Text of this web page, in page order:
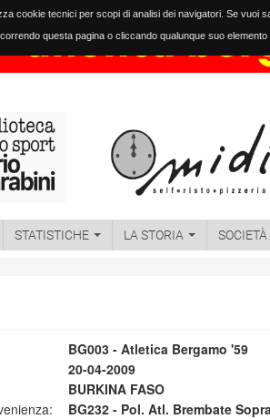
cookie tecnici per scopi di analisi dei navigatori. Se vuoi
questa pagina o cliccando qualunque suo
STATISTICHE LA STORIA
BG003 - Atletica Bergamo '59
20-04-2009
BURKINA FASO
BG232 - Pol. Atl. Brembate